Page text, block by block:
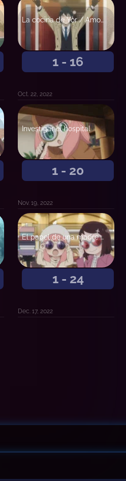
1 - 16
La cocina de Yor / Amor de informante
Oct. 22, 2022
1 - 20
Investigar el hospital
Nov. 19, 2022
1 - 24
El papel de una madre y esposa
Dec. 17, 2022